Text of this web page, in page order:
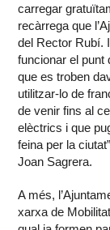
carregar
recàrrega que
del Rector Rubí.
funcionar el punt
que es troben
utilitzar-lo de
de venir fins al
elèctrics i que
feina per la
Joan Sagrera.
A més,
xarxa de